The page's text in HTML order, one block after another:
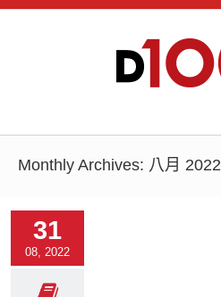
Monthly Archives: 八月 2022
31
08, 2022